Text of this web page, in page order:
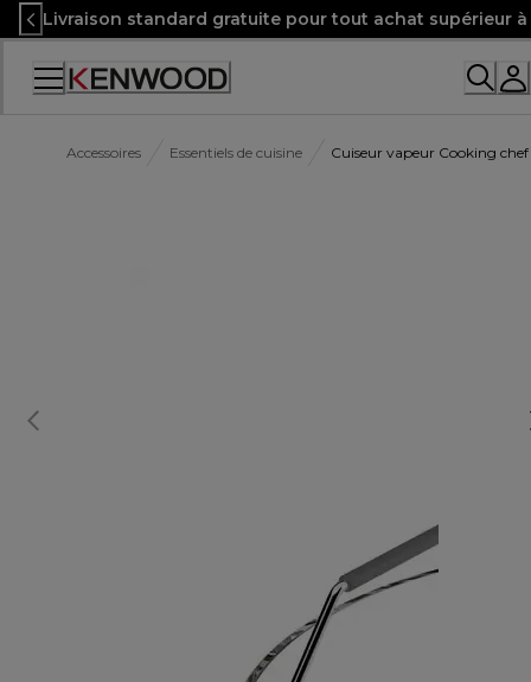
Skip
to
Content
Livraison standard gratuite pour tout achat supérieur
Accessibility
Accessoires Essentiels de cuisine Cuiseur vapeur Cooking